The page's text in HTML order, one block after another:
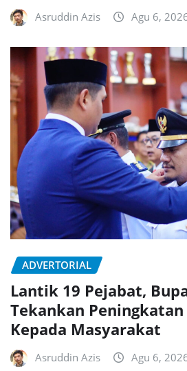
Asruddin Azis Agu 6,
ADVERTORIAL
Lantik 19 Pejabat,
Tekankan
Kepada Masyarakat
Asruddin Azis Agu 6,